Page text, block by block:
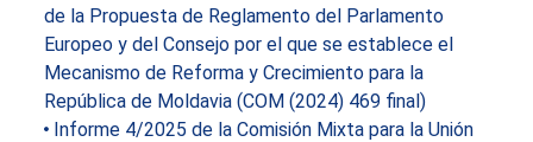
de la Propuesta de Reglamento del Parlamento
Europeo y del Consejo por el que se establece el
Mecanismo de Reforma y Crecimiento para la
República de Moldavia (COM (2024) 469 final)
Informe 4/2025 de la Comisión Mixta para la Unión